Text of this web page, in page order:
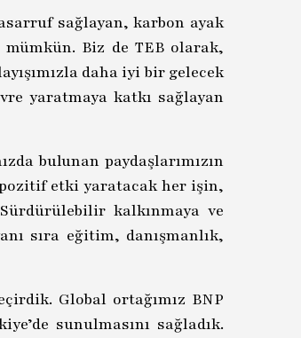
sağlayan, karbon ayak
Biz de TEB olarak,
daha iyi bir gelecek
yaratmaya katkı sağlayan
bulunan paydaşlarımızın
etki yaratacak her işin,
kalkınmaya ve
sıra eğitim, danışmanlık,
Global ortağımız BNP
sunulmasını sağladık.